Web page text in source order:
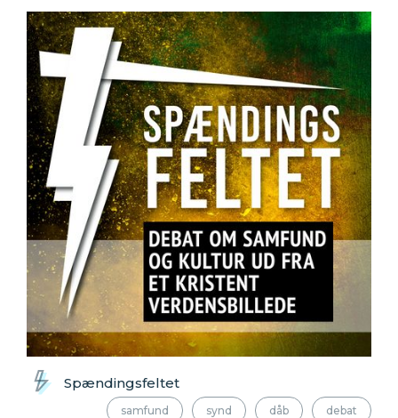
Spændingsfeltet
samfund synd dåb debat